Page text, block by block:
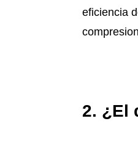
eficiencia
2. ¿El